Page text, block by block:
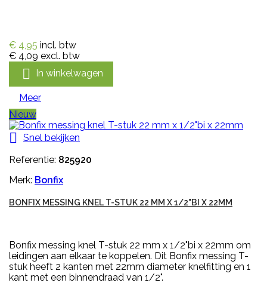
€ 4,95 incl. btw
€ 4,09 excl. btw
 In winkelwagen
Meer
Nieuw

Snel bekijken
Referentie: 825920
Merk: Bonfix
BONFIX MESSING KNEL T-STUK 22 MM X 1/2"BI X 22MM
Bonfix messing knel T-stuk 22 mm x 1/2"bi x 22mm om
leidingen aan elkaar te koppelen. Dit Bonfix messing T-
stuk heeft 2 kanten met 22mm diameter knelfitting en 1
kant met een binnendraad van 1/2".